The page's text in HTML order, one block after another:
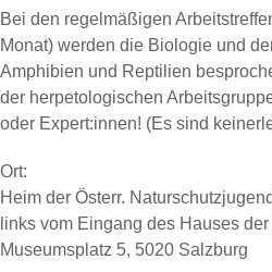
Bei den regelmäßigen
Monat) werden die Biologie und
Amphibien und Reptilien
der herpetologischen
oder Expert:innen! (Es sind
Ort:
Heim der Österr.
links vom Eingang des Hauses
Museumsplatz 5, 5020 Salzburg